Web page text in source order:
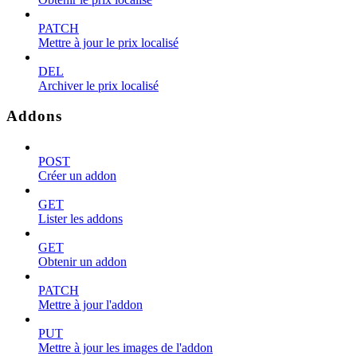
PATCH
Mettre à jour le prix localisé
DEL
Archiver le prix localisé
Addons
POST
Créer un addon
GET
Lister les addons
GET
Obtenir un addon
PATCH
Mettre à jour l'addon
PUT
Mettre à jour les images de l'addon